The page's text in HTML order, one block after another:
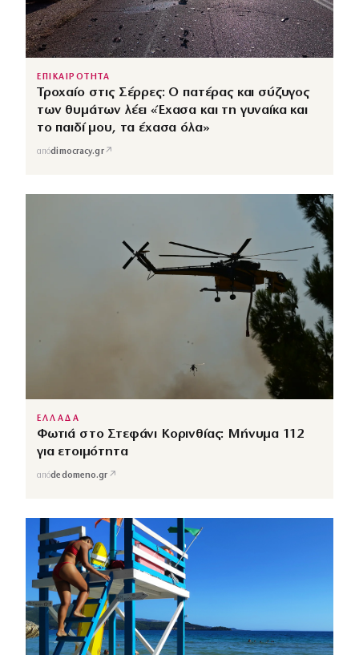
ΕΠΙΚΑΙΡΟΤΗΤΑ
Τροχαίο στις Σέρρες: Ο πατέρας και σύζυγος
των θυμάτων λέει «Έχασα και τη γυναίκα και
το παιδί μου, τα έχασα όλα»
απόdimocracy.gr↗
ΕΛΛΑΔΑ
Φωτιά στο Στεφάνι Κορινθίας: Μήνυμα 112
για ετοιμότητα
απόdedomeno.gr ↗